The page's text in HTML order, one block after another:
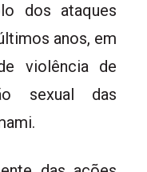
dos ataques
anos, em
violência de
sexual das